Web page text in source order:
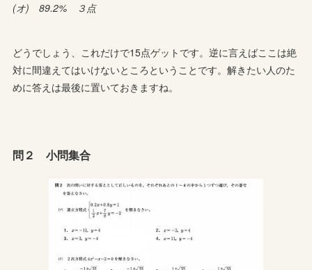
(オ) 89.2% ３点
どうでしょう、これだけで15点ゲットです。逆に言えばここは絶
対に間違えてはいけないところということです。解きたい人のた
めに答えは最後に置いておきますね。
問２ 小問集合